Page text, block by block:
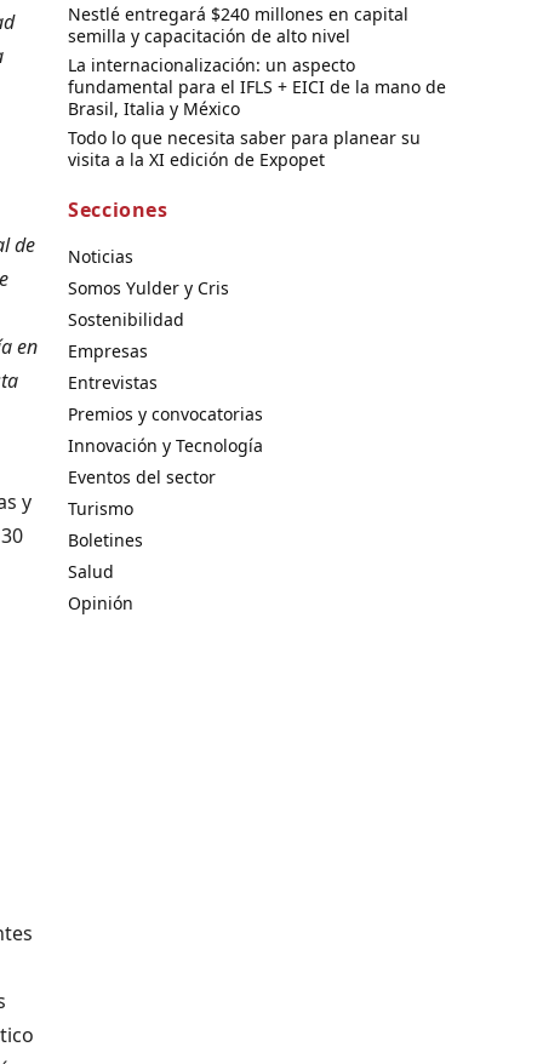
de
en
y
Nestlé entregará $240 millones en capital
semilla y capacitación de alto nivel
La internacionalización: un aspecto
fundamental para el IFLS + EICI de la mano de
Brasil, Italia y México
Todo lo que necesita saber para planear su
visita a la XI edición de Expopet
Secciones
Noticias
Somos Yulder y Cris
Sostenibilidad
Empresas
Entrevistas
Premios y convocatorias
Innovación y Tecnología
Eventos del sector
Turismo
Boletines
Salud
Opinión